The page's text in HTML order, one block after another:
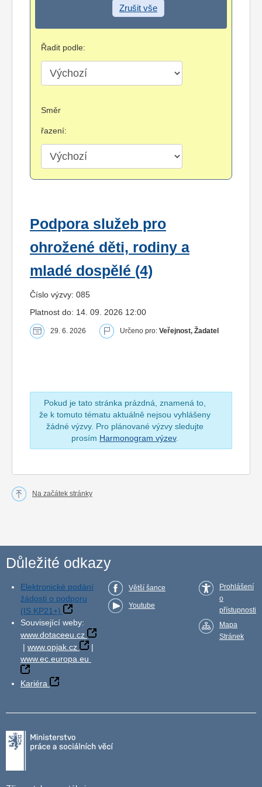
Zrušit vše
Řadit podle:
Směr
řazení:
Podpora služeb pro
ohrožené děti, rodiny a
mladé dospělé (4)
Číslo výzvy: 085
Platnost do: 14. 09. 2026 12:00
29. 6. 2026 Určeno pro: Veřejnost, Žadatel
Pokud je tato stránka prázdná, znamená to,
že k tomuto tématu aktuálně nejsou vyhlášeny
žádné výzvy. Pro plánované výzvy sledujte
prosím Harmonogram výzev.
Na začátek stránky
Důležité odkazy
Elektronické podání
žádosti o podporu
(IS KP21+)
Související weby:
www.dotaceeu.cz
| www.opjak.cz
|
www.ec.europa.eu
Kariéra
Větší šance
Youtube
Prohlášení
o
přístupnosti
Mapa
Stránek